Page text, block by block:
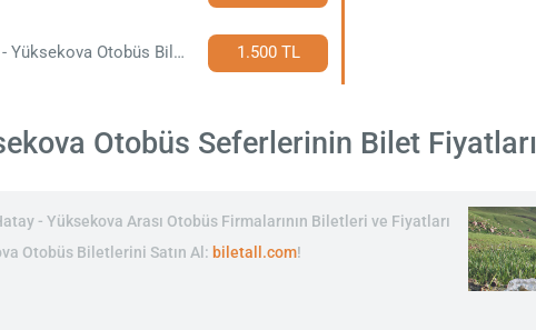
Kızıltepe - Yüksekova Otobüs Bileti 1.500 TL
Otobüs Seferlerinin Bilet Fiyatları
- Yüksekova Arası Otobüs Firmalarının Biletleri ve Fiyatları
Otobüs Biletlerini Satın Al: biletall.com!